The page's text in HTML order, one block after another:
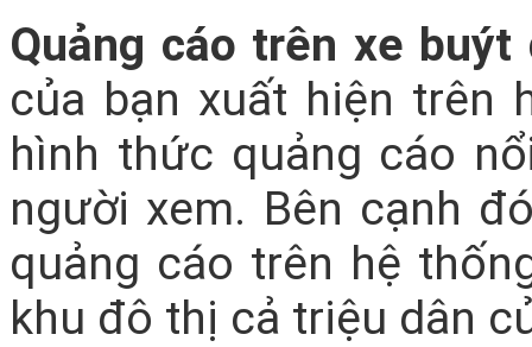
Quảng cáo trên xe
của bạn xuất hiện trên
hình thức quảng cáo
người xem. Bên cạnh
quảng cáo trên hệ
khu đô thị cả triệu dân